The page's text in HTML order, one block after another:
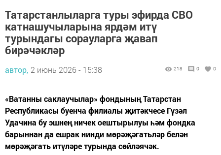
Татарстанлыларга туры эфирда СВО
катнашучыларына ярдәм итү
турындагы сорауларга җавап
бирәчәкләр
автор, 2 июнь 2026 - 15:38 218 0 0
«Ватанны саклаучылар» фондының Татарстан
Республикасы буенча филиалы җитәкчесе Гүзәл
Удачина бу эшнең ничек оештырылуы һәм фондка
барыннан да ешрак нинди мөрәҗәгатьләр белән
мөрәҗәгать итүләре турында сөйләячәк.